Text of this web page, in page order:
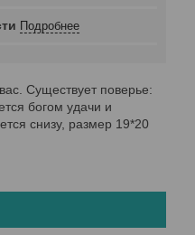
Подробнее
Существует поверье:
богом удачи и
снизу, размер 19*20